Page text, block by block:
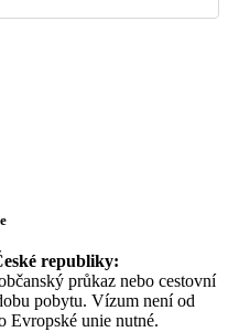
republiky:
průkaz nebo cestovní
pobytu. Vízum není od
Evropské unie nutné.